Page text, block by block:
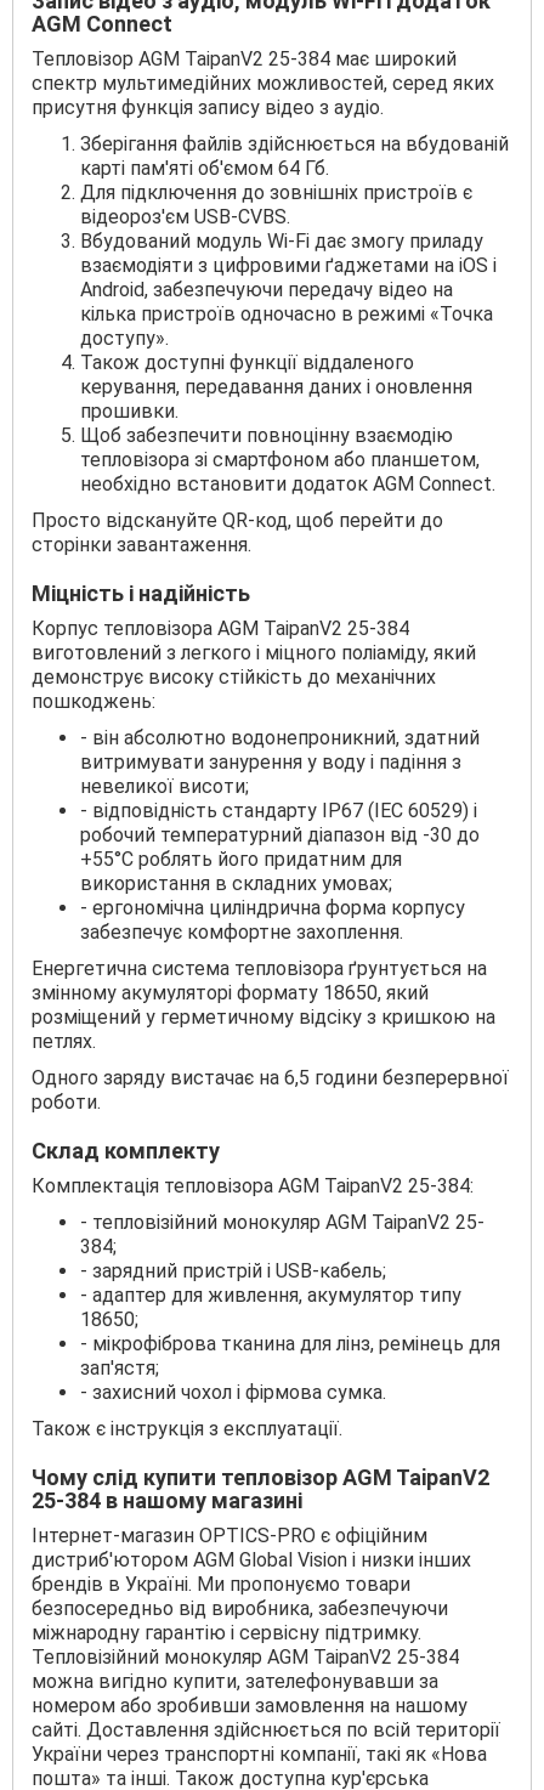
AGM Connect
Тепловізор AGM TaipanV2 25-384 має широкий
спектр мультимедійних можливостей, серед яких
присутня функція запису відео з аудіо.
Зберігання файлів здійснюється на вбудованій
карті пам'яті об'ємом 64 Гб.
Для підключення до зовнішніх пристроїв є
відеороз'єм USB-CVBS.
Вбудований модуль Wi-Fi дає змогу приладу
взаємодіяти з цифровими ґаджетами на iOS і
Android, забезпечуючи передачу відео на
кілька пристроїв одночасно в режимі «Точка
доступу».
Також доступні функції віддаленого
керування, передавання даних і оновлення
прошивки.
Щоб забезпечити повноцінну взаємодію
тепловізора зі смартфоном або планшетом,
необхідно встановити додаток AGM Connect.
Просто відскануйте QR-код, щоб перейти до
сторінки завантаження.
Міцність і надійність
Корпус тепловізора AGM TaipanV2 25-384
виготовлений з легкого і міцного поліаміду, який
демонструє високу стійкість до механічних
пошкоджень:
- він абсолютно водонепроникний, здатний
витримувати занурення у воду і падіння з
невеликої висоти;
- відповідність стандарту IP67 (IEC 60529) і
робочий температурний діапазон від -30 до
+55°C роблять його придатним для
використання в складних умовах;
- ергономічна циліндрична форма корпусу
забезпечує комфортне захоплення.
Енергетична система тепловізора ґрунтується на
змінному акумуляторі формату 18650, який
розміщений у герметичному відсіку з кришкою на
петлях.
Одного заряду вистачає на 6,5 години безперервної
роботи.
Склад комплекту
Комплектація тепловізора AGM TaipanV2 25-384:
- тепловізійний монокуляр AGM TaipanV2 25-
384;
- зарядний пристрій і USB-кабель;
- адаптер для живлення, акумулятор типу
18650;
- мікрофіброва тканина для лінз, ремінець для
зап'ястя;
- захисний чохол і фірмова сумка.
Також є інструкція з експлуатації.
Чому слід купити тепловізор AGM TaipanV2
25-384 в нашому магазині
Інтернет-магазин OPTICS-PRO є офіційним
дистриб'ютором AGM Global Vision і низки інших
брендів в Україні. Ми пропонуємо товари
безпосередньо від виробника, забезпечуючи
міжнародну гарантію і сервісну підтримку.
Тепловізійний монокуляр AGM TaipanV2 25-384
можна вигідно купити, зателефонувавши за
номером або зробивши замовлення на нашому
сайті. Доставлення здійснюється по всій території
України через транспортні компанії, такі як «Нова
пошта» та інші. Також доступна кур'єрська